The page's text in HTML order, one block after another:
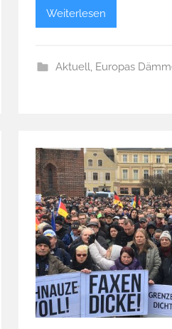
Weiterlesen
Aktuell, Europas